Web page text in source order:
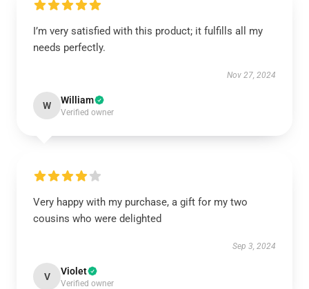
I’m very satisfied with this product; it fulfills all my
needs perfectly.
Nov 27, 2024
W William
Verified owner
Very happy with my purchase, a gift for my two
cousins who were delighted
Sep 3, 2024
V Violet
Verified owner